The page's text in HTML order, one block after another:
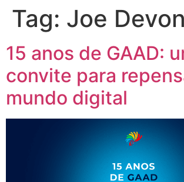
Tag: Joe Devon
15 anos de GAAD:
convite para
mundo digital